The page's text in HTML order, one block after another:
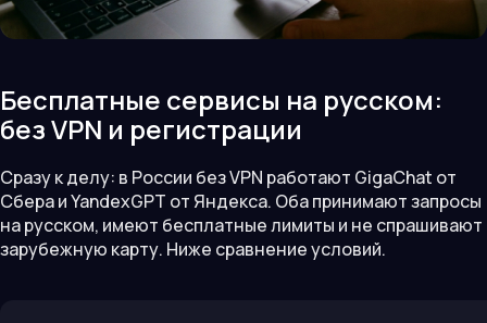
Бесплатные сервисы на русском:
без VPN и регистрации
Сразу к делу: в России без VPN работают GigaChat от
Сбера и YandexGPT от Яндекса. Оба принимают запросы
на русском, имеют бесплатные лимиты и не спрашивают
зарубежную карту. Ниже сравнение условий.